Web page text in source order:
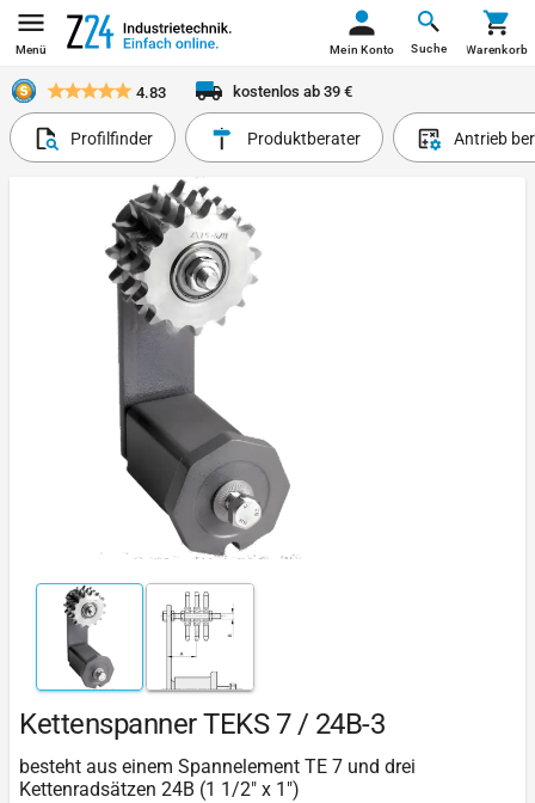
Menü Suche
Mein Konto Warenkorb
4.83 kostenlos ab 39 €
Profilfinder Produktberater Antrieb
Kettenspanner TEKS 7 / 24B-3
besteht aus einem Spannelement TE 7 und drei
Kettenradsätzen 24B (1 1/2" x 1")